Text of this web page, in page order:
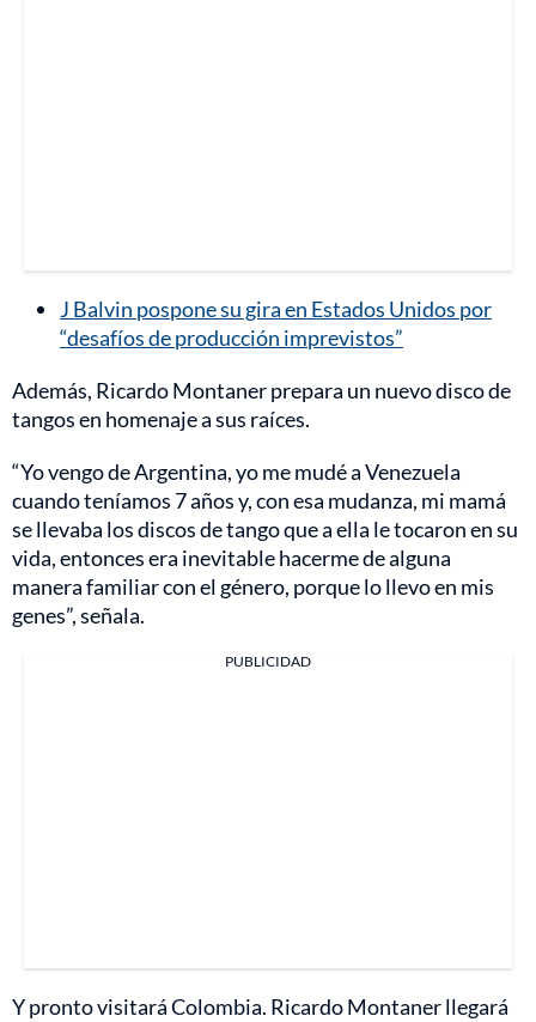
J Balvin pospone su gira en Estados Unidos por
“desafíos de producción imprevistos”
Además, Ricardo Montaner prepara un nuevo disco de
tangos en homenaje a sus raíces.
“Yo vengo de Argentina, yo me mudé a Venezuela
cuando teníamos 7 años y, con esa mudanza, mi mamá
se llevaba los discos de tango que a ella le tocaron en su
vida, entonces era inevitable hacerme de alguna
manera familiar con el género, porque lo llevo en mis
genes”, señala.
PUBLICIDAD
Y pronto visitará Colombia. Ricardo Montaner llegará